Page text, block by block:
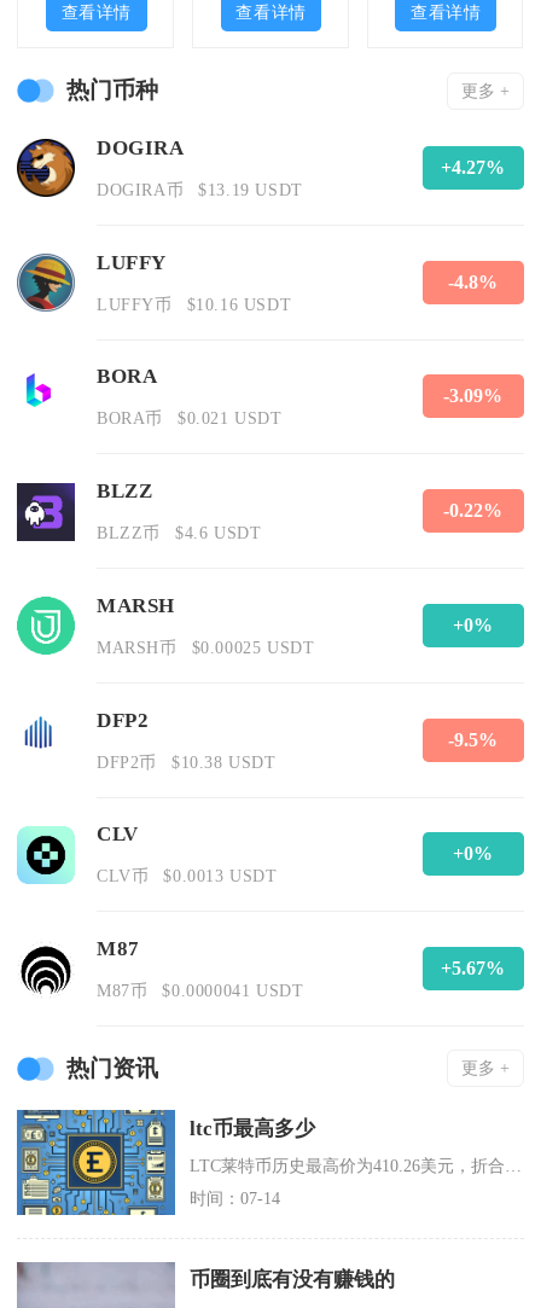
查看详情
查看详情
查看详情
热门币种 更多 +
DOGIRA
DOGIRA币 $13.19 USDT
+4.27%
LUFFY
LUFFY币 $10.16 USDT
-4.8%
BORA
BORA币 $0.021 USDT
-3.09%
BLZZ
BLZZ币 $4.6 USDT
-0.22%
MARSH
MARSH币 $0.00025 USDT
+0%
DFP2
DFP2币 $10.38 USDT
-9.5%
CLV
CLV币 $0.0013 USDT
+0%
M87
M87币 $0.0000041 USDT
+5.67%
热门资讯 更多 +
ltc币最高多少
LTC莱特币历史最高价为410.26美元，折合人民币约2793元，价格峰值落地时间在202
时间：07-14
币圈到底有没有赚钱的